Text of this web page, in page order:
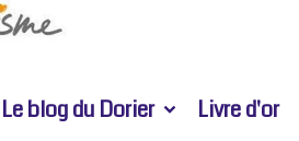
Le blog du Dorier Livre d'or